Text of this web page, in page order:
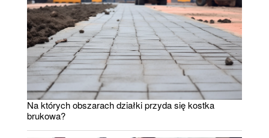
Na których obszarach działki przyda się kostka
brukowa?